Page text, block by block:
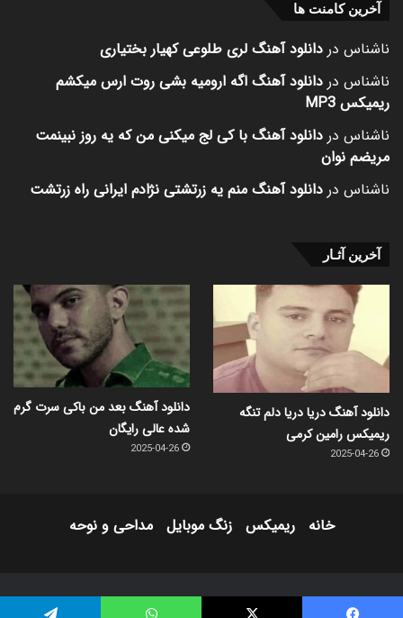
آخرین کامنت ها
ناشناس در دانلود آهنگ لری طلوعی کهیار بختیاری
ناشناس در دانلود آهنگ اگه ارومیه بشی روت ارس میکشم
ریمیکس MP3
ناشناس در دانلود آهنگ با کی لج میکنی من که یه روز نبینمت
مریضم نوان
ناشناس در دانلود آهنگ منم یه زرتشتی نژادم ایرانی راه زرتشت
آخرین آثـار
دانلود آهنگ دریا دریا دلم تنگه
ریمیکس رامین کرمی
2025-04-26
دانلود آهنگ بعد من باکی سرت گرم
شده عالی رایگان
2025-04-26
خانه ریمیکس زنگ موبایل مداحی و نوحه